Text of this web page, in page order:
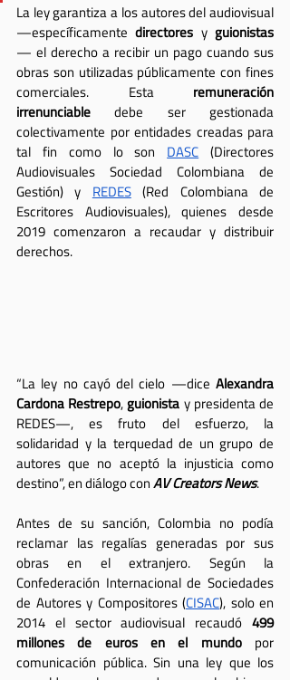
La ley garantiza a los autores del audiovisual
—específicamente directores y guionistas
— el derecho a recibir un pago cuando sus
obras son utilizadas públicamente con fines
comerciales. Esta remuneración
irrenunciable debe ser gestionada
colectivamente por entidades creadas para
tal fin como lo son DASC (Directores
Audiovisuales Sociedad Colombiana de
Gestión) y REDES (Red Colombiana de
Escritores Audiovisuales), quienes desde
2019 comenzaron a recaudar y distribuir
derechos.
“La ley no cayó del cielo —dice Alexandra
Cardona Restrepo, guionista y presidenta de
REDES—, es fruto del esfuerzo, la
solidaridad y la terquedad de un grupo de
autores que no aceptó la injusticia como
destino”, en diálogo con AV Creators News.
Antes de su sanción, Colombia no podía
reclamar las regalías generadas por sus
obras en el extranjero. Según la
Confederación Internacional de Sociedades
de Autores y Compositores (CISAC), solo en
2014 el sector audiovisual recaudó 499
millones de euros en el mundo por
comunicación pública. Sin una ley que los